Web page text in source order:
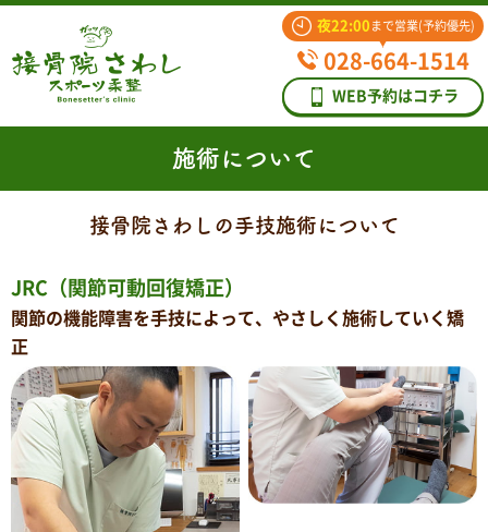
夜22:00 まで営業(予約優先)
028-664-1514
WEB予約はコチラ
施術について
接骨院さわしの手技施術について
JRC（関節可動回復矯正）
関節の機能障害を手技によって、やさしく施術していく矯
正